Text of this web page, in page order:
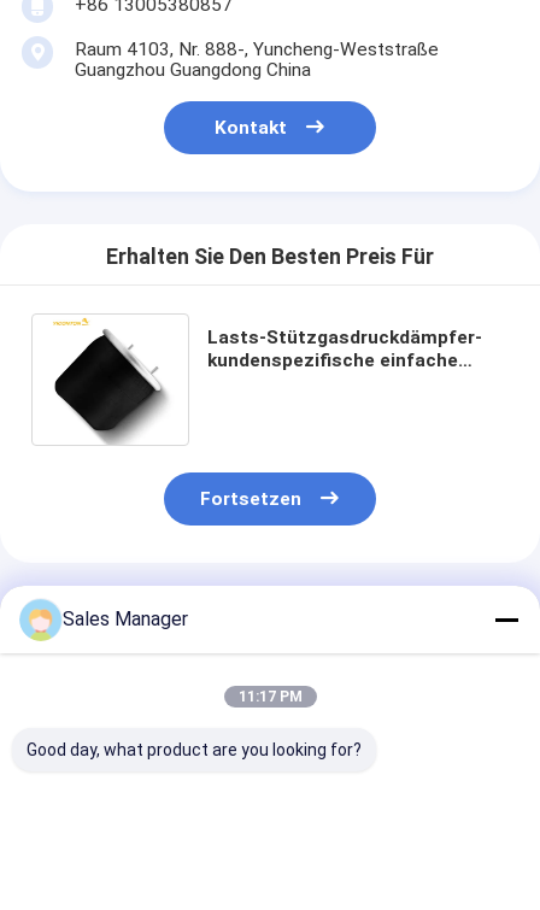
+86 13005380857
Raum 4103, Nr. 888-, Yuncheng-Weststraße
Guangzhou Guangdong China
Kontakt
Erhalten Sie Den Besten Preis Für
Lasts-Stützgasdruckdämpfer-
kundenspezifische einfache
Fortsetzen
Empfohlene Produkte
Sales Manager
11:17 PM
Good day, what product are you looking for?